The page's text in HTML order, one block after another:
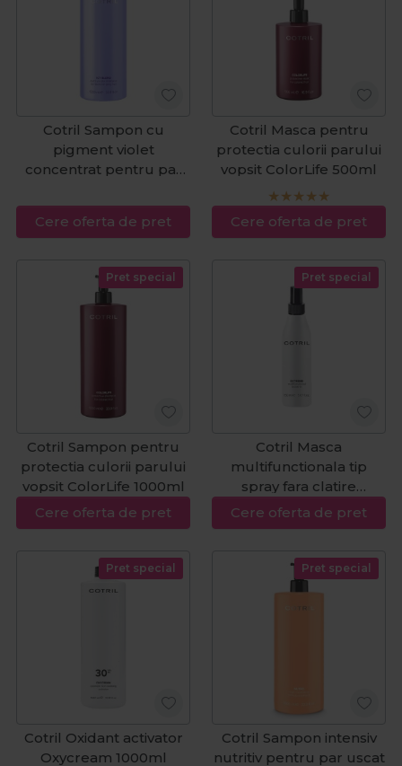
Cotril Sampon cu
pigment violet
concentrat pentru par
Purple 1000ml
Cere oferta de pret
Cotril Masca pentru
protectia culorii parului
vopsit ColorLife 500ml
Cere oferta de pret
Pret special
Cotril Sampon pentru
protectia culorii parului
vopsit ColorLife 1000ml
Cere oferta de pret
Pret special
Cotril Masca
multifunctionala tip
spray fara clatire
Extreme 150ml
Cere oferta de pret
Pret special
Cotril Oxidant activator
Oxycream 1000ml
Pret special
Cotril Sampon intensiv
nutritiv pentru par uscat